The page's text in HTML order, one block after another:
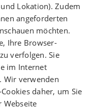
Lokation). Zudem
angeforderten
möchten.
Ihre Browser-
verfolgen. Sie
im Internet
Wir verwenden
daher, um Sie
Webseite